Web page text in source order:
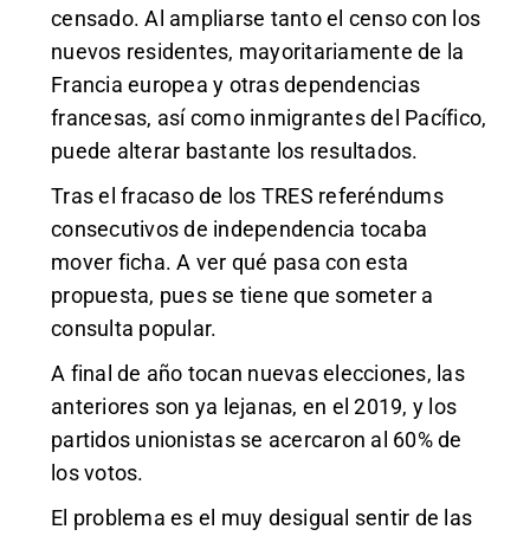
censado. Al ampliarse tanto el censo con los
nuevos residentes, mayoritariamente de la
Francia europea y otras dependencias
francesas, así como inmigrantes del Pacífico,
puede alterar bastante los resultados.
Tras el fracaso de los TRES referéndums
consecutivos de independencia tocaba
mover ficha. A ver qué pasa con esta
propuesta, pues se tiene que someter a
consulta popular.
A final de año tocan nuevas elecciones, las
anteriores son ya lejanas, en el 2019, y los
partidos unionistas se acercaron al 60% de
los votos.
El problema es el muy desigual sentir de las